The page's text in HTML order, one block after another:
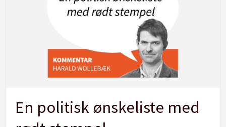
En politisk ønskeliste med